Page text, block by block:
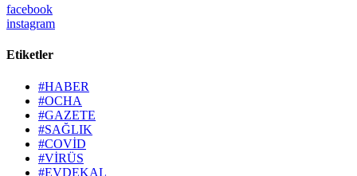
facebook
instagram
Etiketler
#HABER
#OCHA
#GAZETE
#SAĞLIK
#COVİD
#VİRÜS
#EVDEKAL